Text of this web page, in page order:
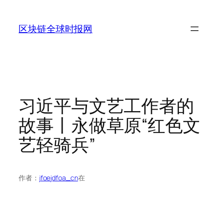
区块链全球时报网
习近平与文艺工作者的
故事丨永做草原“红色文
艺轻骑兵”
作者： jfoejdfoa_cn在